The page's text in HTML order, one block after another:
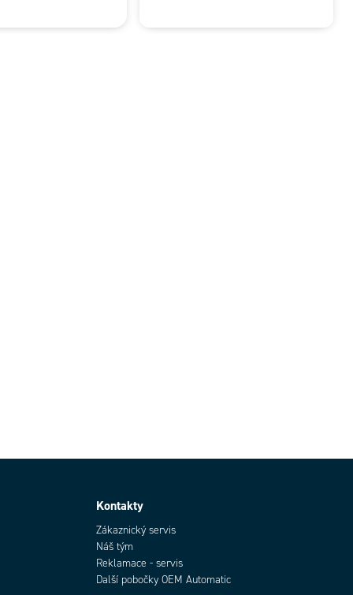
Kontakty
Zákaznický servis
Náš tým
Reklamace - servis
Další pobočky OEM Automatic